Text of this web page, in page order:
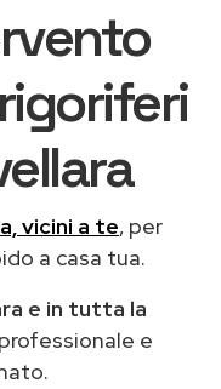
vicini a te, per
a casa tua.
e in tutta la
e